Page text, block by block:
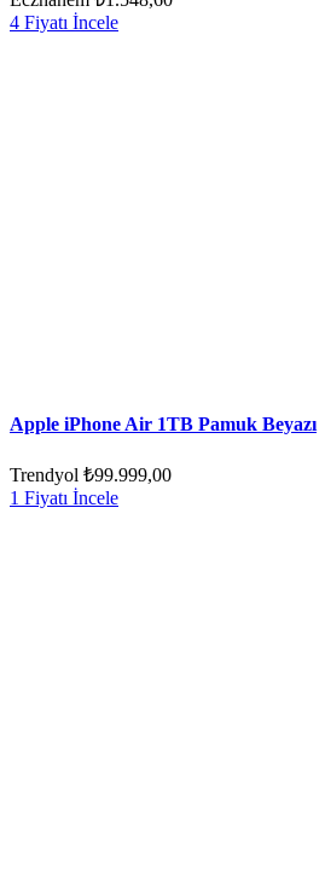
4 Fiyatı İncele
Apple iPhone Air 1TB Pamuk Beyazı
Trendyol ₺99.999,00
1 Fiyatı İncele